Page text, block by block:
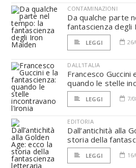
CONTAMINAZIONI
Da qualche parte
fantascienza degli
LEGGI
DALL'ITALIA
Francesco Guccini
quando le stelle
LEGGI 7/
EDITORIA
Dall’antichità alla
storia della
LEGGI